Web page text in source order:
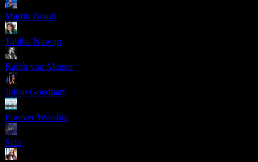
Martin Brand
Talitha Nawijn
Ralph van Manen
Julian Goedhart
Forever Worship
Sela